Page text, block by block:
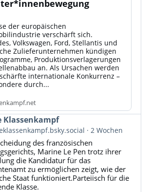
der europäischen
verschärft sich.
Volkswagen, Ford, Stellantis und
Zulieferunternehmen kündigen
Produktionsverlagerungen
an. Als Ursachen werden
internationale Konkurrenz –
durch...
Klassenkampf
2 Wochen
des französischen
Marine Le Pen trotz ihrer
die Kandidatur für das
zu ermöglichen zeigt, wie der
Staat funktioniert.Parteiisch für die
Klasse.